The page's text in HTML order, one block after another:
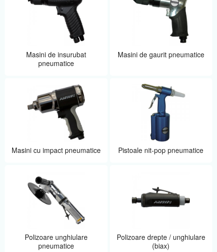
Masini de insurubat
pneumatice
Masini de gaurit pneumatice
Masini cu impact pneumatice Pistoale nit-pop pneumatice
Polizoare unghiulare
pneumatice
Polizoare drepte / unghiulare
(biax)